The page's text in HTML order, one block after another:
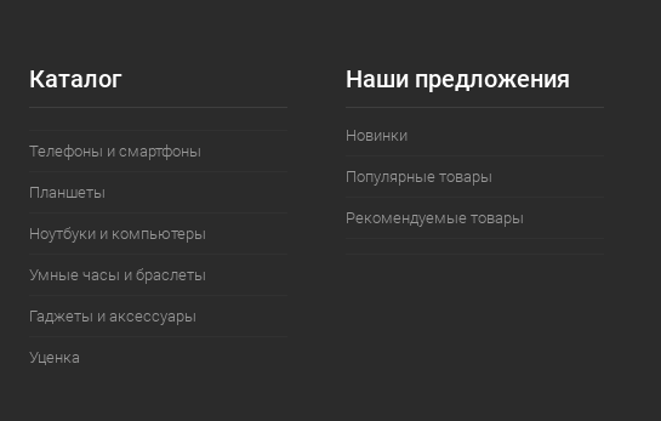
Каталог
Телефоны и смартфоны
Планшеты
Ноутбуки и компьютеры
Умные часы и браслеты
Гаджеты и аксессуары
Уценка
Наши предложения
Новинки
Популярные товары
Рекомендуемые товары